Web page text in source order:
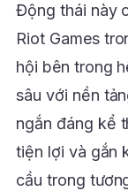
Động thái này
Riot Games
hội bên trong
sâu với nền
ngắn đáng kể
tiện lợi và gắn
cầu trong